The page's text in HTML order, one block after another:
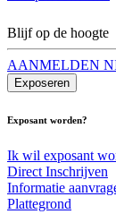
Blijf op de hoogte
AANMELDEN
Exposeren
Exposant worden?
Ik wil exposant
Direct Inschrijven
Informatie
Plattegrond